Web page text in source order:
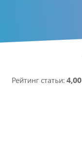
Рейтинг статьи:4,00